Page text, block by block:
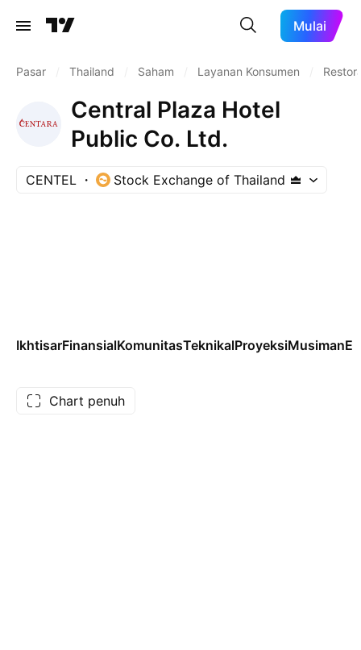
Mulai
Pasar Thailand Saham Layanan Konsumen
Central Plaza Hotel
Public Co. Ltd.
CENTEL Stock Exchange of Thailand
IkhtisarFinansialKomunitasTeknikalProyeksiMusiman
Chart penuh